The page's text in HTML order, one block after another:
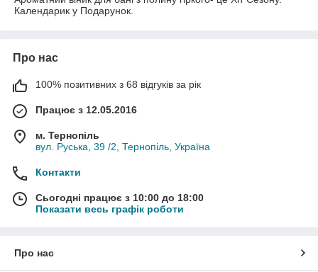
Календарик у Подарунок.
Про нас
100% позитивних з 68 відгуків за рік
Працює з 12.05.2016
м. Тернопіль
вул. Руська, 39 /2, Тернопіль, Україна
Контакти
Сьогодні працює з 10:00 до 18:00
Показати весь графік роботи
Про нас